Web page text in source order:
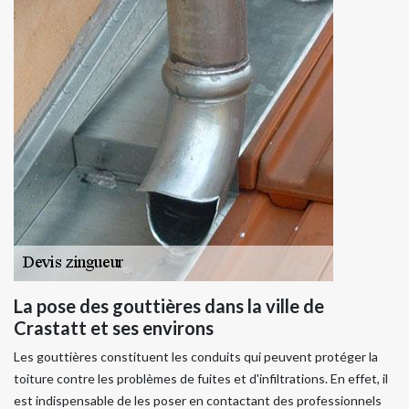
La pose des gouttières dans la ville de
Crastatt et ses environs
Les gouttières constituent les conduits qui peuvent protéger la
toiture contre les problèmes de fuites et d'infiltrations. En effet, il
est indispensable de les poser en contactant des professionnels